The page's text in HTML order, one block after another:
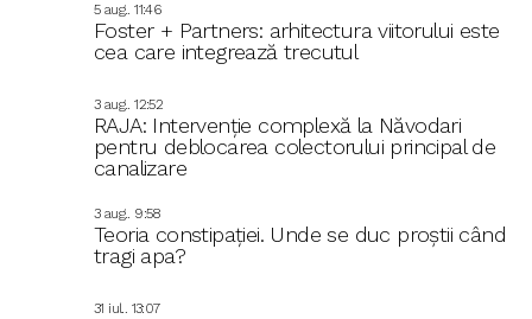
5 aug.. 11:46
Foster + Partners: arhitectura viitorului este
cea care integrează trecutul
3 aug.. 12:52
RAJA: Intervenție complexă la Năvodari
pentru deblocarea colectorului principal de
canalizare
3 aug.. 9:58
Teoria constipației. Unde se duc proștii când
tragi apa?
31 iul.. 13:07